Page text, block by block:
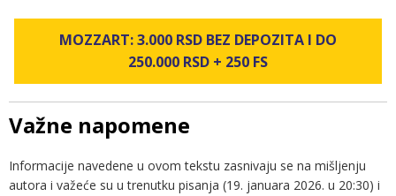
MOZZART: 3.000 RSD BEZ DEPOZITA I DO
250.000 RSD + 250 FS
Važne napomene
Informacije navedene u ovom tekstu zasnivaju se na mišljenju
autora i važeće su u trenutku pisanja (19. januara 2026. u 20:30) i